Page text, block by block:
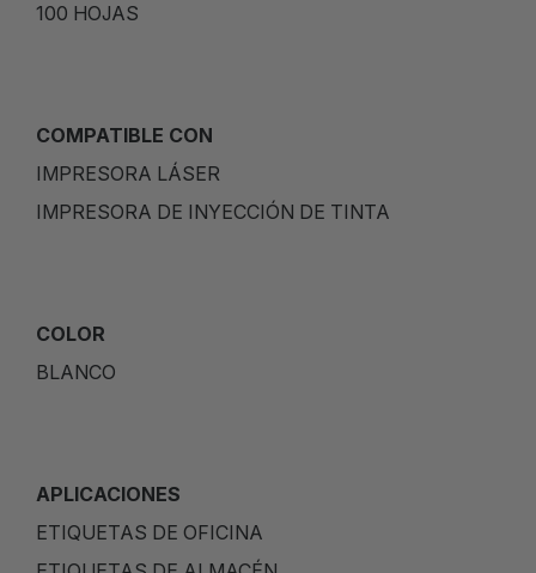
100 HOJAS
COMPATIBLE CON
IMPRESORA LÁSER
IMPRESORA DE INYECCIÓN DE TINTA
COLOR
BLANCO
APLICACIONES
ETIQUETAS DE OFICINA